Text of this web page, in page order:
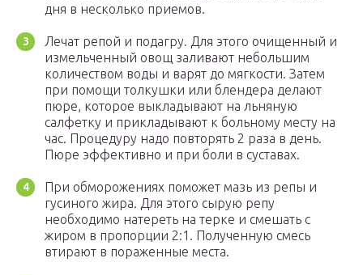
дня в несколько приемов.
Лечат репой и подагру. Для этого очищенный и
измельченный овощ заливают небольшим
количеством воды и варят до мягкости. Затем
при помощи толкушки или блендера делают
пюре, которое выкладывают на льняную
салфетку и прикладывают к больному месту на
час. Процедуру надо повторять 2 раза в день.
Пюре эффективно и при боли в суставах.
При обморожениях поможет мазь из репы и
гусиного жира. Для этого сырую репу
необходимо натереть на терке и смешать с
жиром в пропорции 2:1. Полученную смесь
втирают в пораженные места.